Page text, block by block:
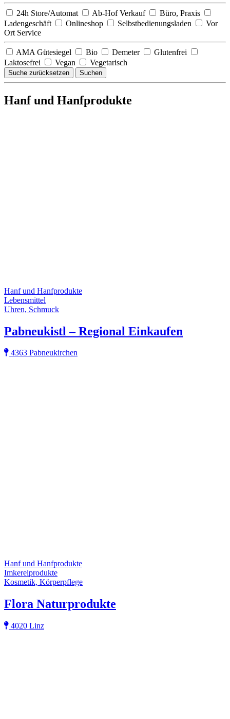
24h Store/Automat Ab-Hof Verkauf
Büro, Praxis
Ladengeschäft
Onlineshop Selbstbedienungsladen
Vor
Ort Service
AMA Gütesiegel Bio Demeter
Glutenfrei
Laktosefrei
Vegan Vegetarisch
Suche zurücksetzen Suchen
Hanf und Hanfprodukte
Hanf und Hanfprodukte
Lebensmittel
Uhren, Schmuck
Pabneukistl – Regional Einkaufen
4363 Pabneukirchen
Hanf und Hanfprodukte
Imkereiprodukte
Kosmetik, Körperpflege
Flora Naturprodukte
4020 Linz